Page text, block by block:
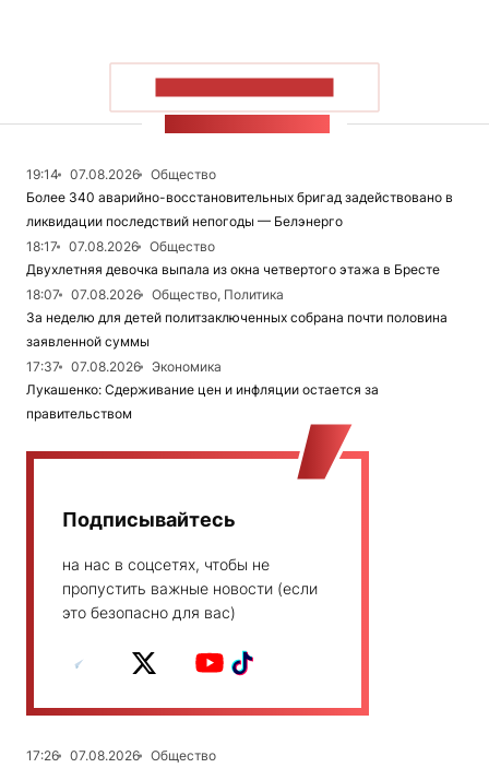
19:14 07.08.2026
Общество
Более 340 аварийно-восстановительных бригад задействовано в
ликвидации последствий непогоды — Белэнерго
18:17
07.08.2026
Общество
Двухлетняя девочка выпала из окна четвертого этажа в Бресте
18:07
07.08.2026
Общество, Политика
За неделю для детей политзаключенных собрана почти половина
заявленной суммы
17:37
07.08.2026
Экономика
Лукашенко: Сдерживание цен и инфляции остается за
правительством
Подписывайтесь
на нас в соцсетях, чтобы не
пропустить важные новости (если
это безопасно для вас)
17:26 07.08.2026
Общество